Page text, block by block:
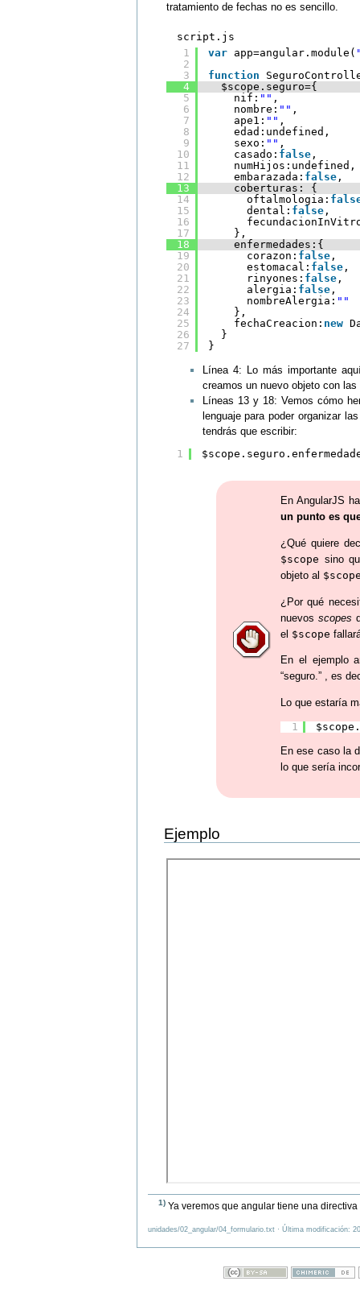
tratamiento de fechas no es sencillo.
script.js
1
2
3
4
5
6
7
8
9
10
11
12
13
14
15
16
17
18
19
20
21
22
23
24
25
26
27
var app=angular.module(
function
$scope.seguro={
nif: "" ,
nombre: "" ,
ape1: "" ,
edad:undefined,
sexo: "" ,
casado: false,
numHijos:undefined,
embarazada: false,
coberturas: {
oftalmologia:
dental: false,
},
enfermedades:{
corazon: false,
estomacal: false,
rinyones: false,
alergia: false,
nombreAlergia: ""
},
fechaCreacion: new
}
}
Línea 4: Lo más importante
creamos un nuevo objeto con
Líneas 13 y 18: Vemos cómo
lenguaje para poder organizar
tendrás que escribir:
1
En AngularJS
un punto es
¿Qué quiere
$scope sino
objeto al
¿Por qué
nuevos scopes
el $scope
En el ejemplo
“seguro.” , es
Lo que estaría
1
En ese caso la
lo que sería
Ejemplo
1)Ya veremos que angular tiene una
unidades/02_angular/04_formulario.txt · Última modificación: